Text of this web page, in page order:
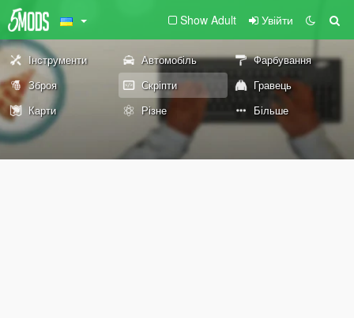
Show Adult Увійти
Інструменти Автомобіль
Фарбування
Зброя
Скріпти
Гравець
Карти
Різне Більше